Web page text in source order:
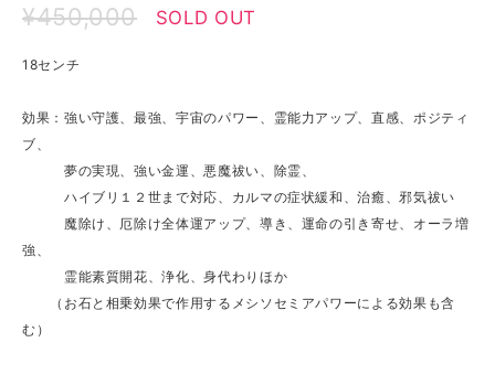
¥450,000 SOLD OUT
18センチ
効果：強い守護、最強、宇宙のパワー、霊能力アップ、直感、ポジティ
ブ、
夢の実現、強い金運、悪魔祓い、除霊、
ハイブリ１２世まで対応、カルマの症状緩和、治癒、邪気祓い
魔除け、厄除け全体運アップ、導き、運命の引き寄せ、オーラ増
強、
霊能素質開花、浄化、身代わりほか
（お石と相乗効果で作用するメシソセミアパワーによる効果も含
む）